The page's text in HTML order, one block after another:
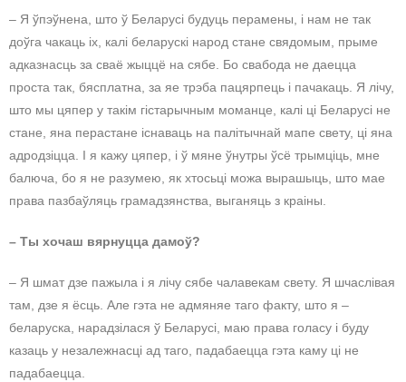
– Я ўпэўнена, што ў Беларусі будуць перамены, і нам не так
доўга чакаць іх, калі беларускі народ стане свядомым, прыме
адказнасць за сваё жыццё на сябе. Бо свабода не даецца
проста так, бясплатна, за яе трэба пацярпець і пачакаць. Я лічу,
што мы цяпер у такім гістарычным моманце, калі ці Беларусі не
стане, яна перастане існаваць на палітычнай мапе свету, ці яна
адродзіцца. І я кажу цяпер, і ў мяне ўнутры ўсё трымціць, мне
балюча, бо я не разумею, як хтосьці можа вырашыць, што мае
права пазбаўляць грамадзянства, выганяць з краіны.
– Ты хочаш вярнуцца дамоў?
– Я шмат дзе пажыла і я лічу сябе чалавекам свету. Я шчаслівая
там, дзе я ёсць. Але гэта не адмяняе таго факту, што я –
беларуска, нарадзілася ў Беларусі, маю права голасу і буду
казаць у незалежнасці ад таго, падабаецца гэта каму ці не
падабаецца.